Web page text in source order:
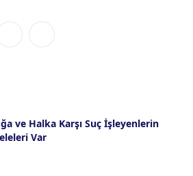
ve Halka Karşı Suç İşleyenlerin
Var